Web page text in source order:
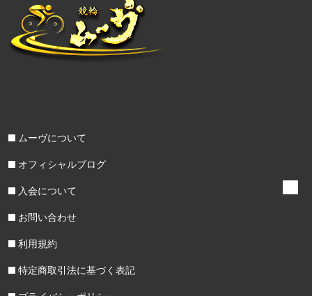
ムーヴについて
オフィシャルブログ
入会について
お問い合わせ
利用規約
特定商取引法に基づく表記